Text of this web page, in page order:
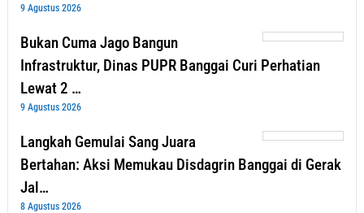
9 Agustus 2026
Bukan Cuma Jago Bangun
Infrastruktur, Dinas PUPR Banggai Curi Perhatian
Lewat 2 …
9 Agustus 2026
Langkah Gemulai Sang Juara
Bertahan: Aksi Memukau Disdagrin Banggai di Gerak
Jal…
8 Agustus 2026